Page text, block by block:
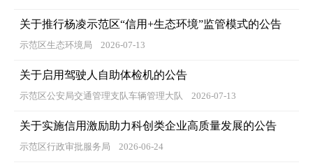
关于推行杨凌示范区“信用+生态环境”监管模式的公告
示范区生态环境局 2026-07-13
关于启用驾驶人自助体检机的公告
示范区公安局交通管理支队车辆管理大队 2026-07-13
关于实施信用激励助力科创类企业高质量发展的公告
示范区行政审批服务局 2026-06-24